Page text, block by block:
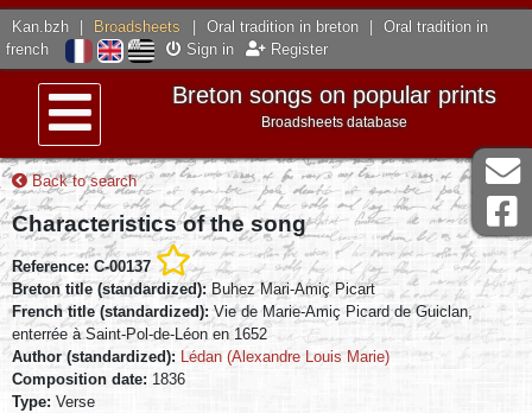
Kan.bzh Broadsheets Oral tradition in breton
Oral tradition in
french
Sign in Register
Menu
Breton songs on popular prints
Broadsheets database
Back to search
Characteristics of the song
Reference: C-00137
Breton title (standardized): Buhez Mari-Amiç Picart
French title (standardized):Vie de Marie-Amiç Picard de Guiclan,
enterrée à Saint-Pol-de-Léon en 1652
Author (standardized): Lédan (Alexandre Louis Marie)
Composition date: 1836
Type: Verse